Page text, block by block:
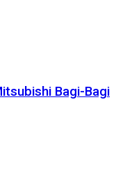
Bagi-Bagi